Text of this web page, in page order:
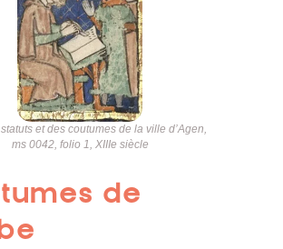
et des coutumes de la ville d’Agen,
ms 0042, folio 1, XIIIe siècle
de